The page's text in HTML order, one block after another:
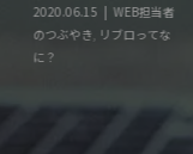
2020.06.15
WEB担当者
のつぶやき, リブロってな
に？